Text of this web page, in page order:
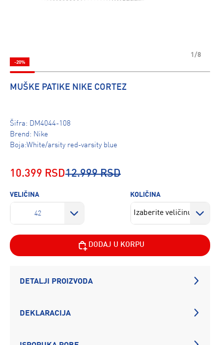
1/8
-20%
MUŠKE PATIKE NIKE CORTEZ
Šifra: DM4044-108
Brend: Nike
Boja:White/arsity red-varsity blue
10.399 RSD12.999 RSD
VELIČINA
42
KOLIČINA
DODAJ U KORPU
DETALJI PROIZVODA
DEKLARACIJA